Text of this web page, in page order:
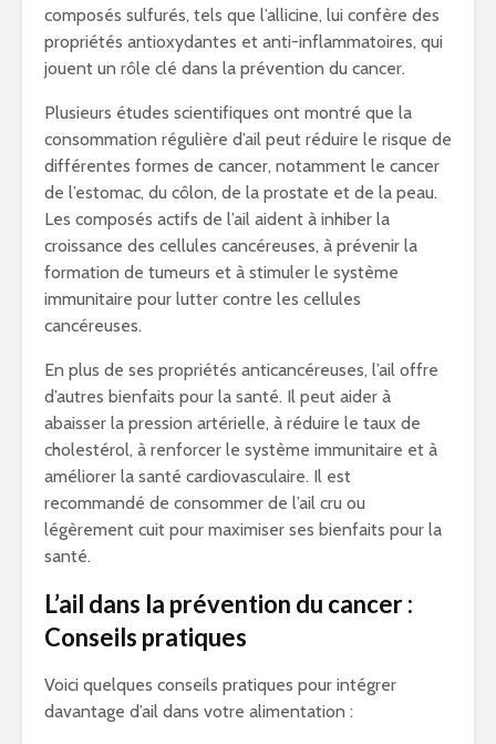
composés sulfurés, tels que l’allicine, lui confère des
propriétés antioxydantes et anti-inflammatoires, qui
jouent un rôle clé dans la prévention du cancer.
Plusieurs études scientifiques ont montré que la
consommation régulière d’ail peut réduire le risque de
différentes formes de cancer, notamment le cancer
de l’estomac, du côlon, de la prostate et de la peau.
Les composés actifs de l’ail aident à inhiber la
croissance des cellules cancéreuses, à prévenir la
formation de tumeurs et à stimuler le système
immunitaire pour lutter contre les cellules
cancéreuses.
En plus de ses propriétés anticancéreuses, l’ail offre
d’autres bienfaits pour la santé. Il peut aider à
abaisser la pression artérielle, à réduire le taux de
cholestérol, à renforcer le système immunitaire et à
améliorer la santé cardiovasculaire. Il est
recommandé de consommer de l’ail cru ou
légèrement cuit pour maximiser ses bienfaits pour la
santé.
L’ail dans la prévention du cancer :
Conseils pratiques
Voici quelques conseils pratiques pour intégrer
davantage d’ail dans votre alimentation :